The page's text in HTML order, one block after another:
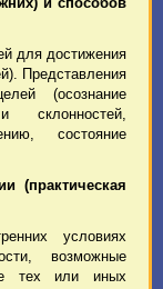
для достижения
Представления
(осознание
склонностей,
состояние
(практическая
условиях
возможные
тех или иных